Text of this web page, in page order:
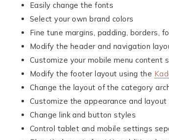
vous aider ?
ME CONTACTER
WORK WITH ME
MES FORMATIONS
MA NEWSLETTER
Easily change the fonts
Select your own brand colors
Fine tune margins, padding, borders,
Modify the header and navigation
Customize your mobile menu content
Modify the footer layout using the
Change the layout of the category
Customize the appearance and
Change link and button styles
Control tablet and mobile settings